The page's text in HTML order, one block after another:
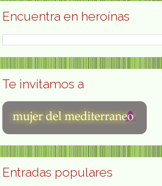
Encuentra en heroínas
Te invitamos a
Entradas populares